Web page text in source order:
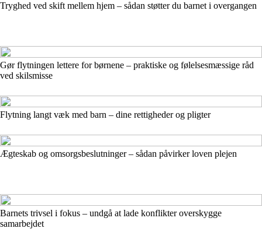
Tryghed ved skift mellem hjem – sådan støtter du barnet i overgangen
Gør flytningen lettere for børnene – praktiske og følelsesmæssige råd
ved skilsmisse
Flytning langt væk med barn – dine rettigheder og pligter
Ægteskab og omsorgsbeslutninger – sådan påvirker loven plejen
Barnets trivsel i fokus – undgå at lade konflikter overskygge
samarbejdet